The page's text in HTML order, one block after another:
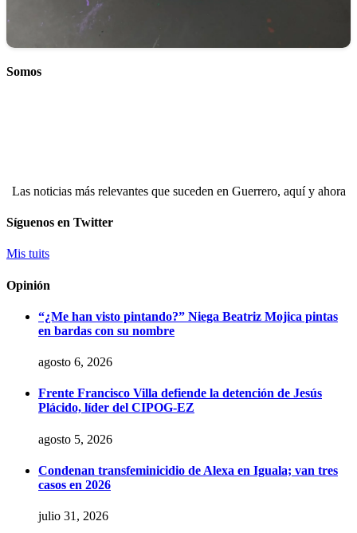
Somos
Las noticias más relevantes que suceden en Guerrero, aquí y ahora
Síguenos en Twitter
Mis tuits
Opinión
“¿Me han visto pintando?” Niega Beatriz Mojica pintas
en bardas con su nombre
agosto 6, 2026
Frente Francisco Villa defiende la detención de Jesús
Plácido, líder del CIPOG-EZ
agosto 5, 2026
Condenan transfeminicidio de Alexa en Iguala; van tres
casos en 2026
julio 31, 2026